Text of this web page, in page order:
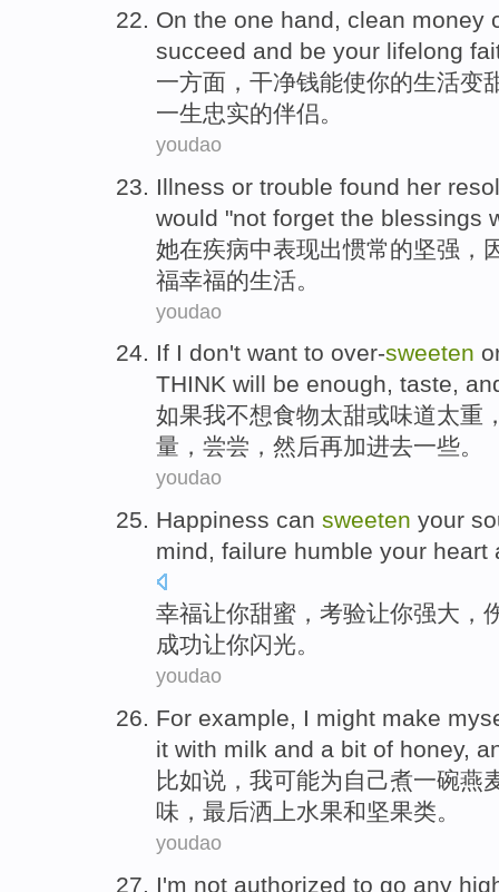
On the one hand, clean money
succeed and be your lifelong
一方面 ， 干净钱能使你的生活变
一生忠实的伴侣。
youdao
Illness or trouble found her
would "not forget the blessings
她在疾病中表现出惯常的坚强，
福幸福的生活。
youdao
If I don't want to over-sweeten
THINK will be enough, taste,
如果我不想食物太甜或味道太重
量， 尝尝 ， 然后再加进去一些。
youdao
Happiness can sweeten your
mind, failure humble your heart
幸福让你甜蜜， 考验让你强大，
成功让你闪光。
youdao
For example, I might make
it with milk and a bit of honey,
比如说 ， 我可能为 自己煮一碗燕
味，最后洒上水果和坚果类。
youdao
I'm not authorized to go any